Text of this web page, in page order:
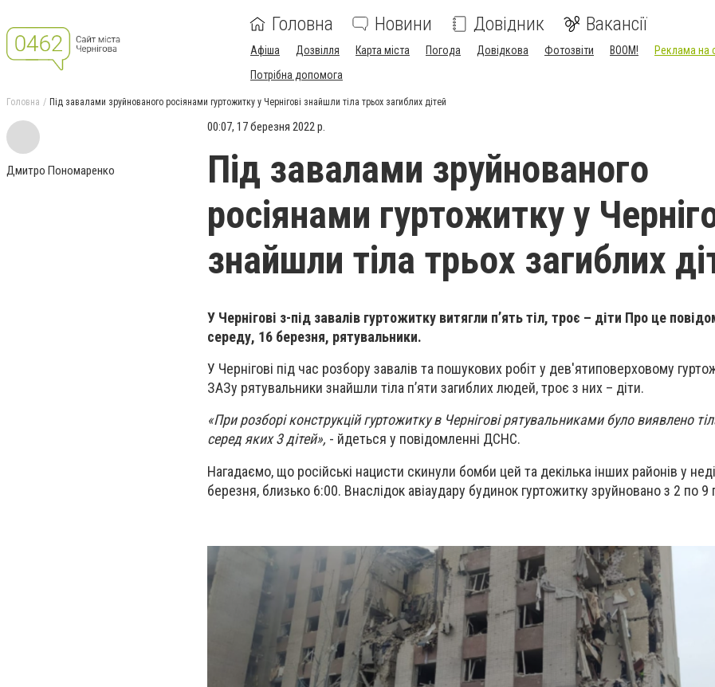
Головна Новини Довідник Вакансії
Афіша Дозвілля Карта міста Погода Довідкова Фотозвіти BOOM! Реклама на
Потрібна допомога
Головна Під завалами зруйнованого росіянами гуртожитку у Чернігові знайшли тіла трьох загиблих дітей
Дмитро Пономаренко
00:07, 17 березня 2022 р.
Під завалами зруйнованого
росіянами гуртожитку у
знайшли тіла трьох загиблих
У Чернігові з-під завалів гуртожитку витягли п’ять тіл, троє – діти Про це
середу, 16 березня, рятувальники.
У Чернігові під час розбору завалів та пошукових робіт у дев'ятиповерховому
ЗАЗу рятувальники знайшли тіла п’яти загиблих людей, троє з них – діти.
«При розборі конструкцій гуртожитку в Чернігові рятувальниками було виявлено
серед яких 3 дітей», - йдеться у повідомленні ДСНС.
Нагадаємо, що російські нацисти скинули бомби цей та декілька інших районів у
березня, близько 6:00. Внаслідок авіаудару будинок гуртожитку зруйновано з 2 по 9